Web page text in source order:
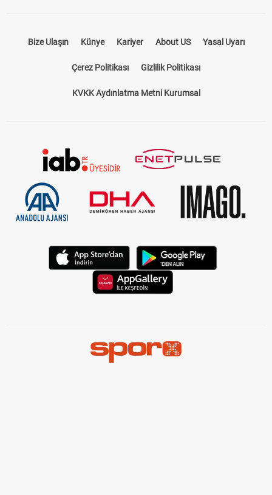
Bize Ulaşın Künye Kariyer About US Yasal Uyarı
Çerez Politikası Gizlilik Politikası
KVKK Aydınlatma Metni Kurumsal